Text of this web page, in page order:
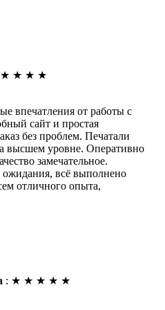
★ ★ ★ ★
впечатления от работы с
сайт и простая
без проблем. Печатали
высшем уровне. Оперативно
замечательное.
ожидания, всё выполнено
отличного опыта,
: ★ ★ ★ ★ ★